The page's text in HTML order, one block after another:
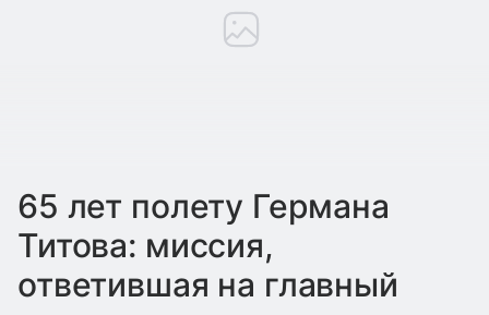
65 лет полету Германа
Титова: миссия,
ответившая на главный